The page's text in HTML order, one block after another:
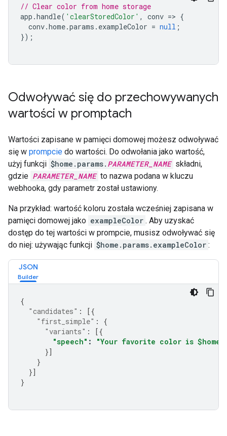
// Clear color from home storage
app .handle( 'clearStoredColor' , conv => {
conv.home.params . exampleColor = null ;
});
Odwoływać się do przechowywanych
wartości w promptach
Wartości zapisane w pamięci domowej możesz odwoływać
się w prompcie do wartości. Do odwołania jako wartość,
użyj funkcji $home.params. PARAMETER_NAME składni,
gdzie PARAMETER_NAME to nazwa podana w kluczu
webhooka, gdy parametr został ustawiony.
Na przykład: wartość koloru została wcześniej zapisana w
pamięci domowej jako exampleColor . Aby uzyskać
dostęp do tej wartości w prompcie, musisz odwoływać się
do niej: używając funkcji $home.params.exampleColor :
JSON
{
"candidates" :
[{
"first_simple" :
{
"variants" :
[{
"speech" :
"Your favorite color is
}]
}
}]
}